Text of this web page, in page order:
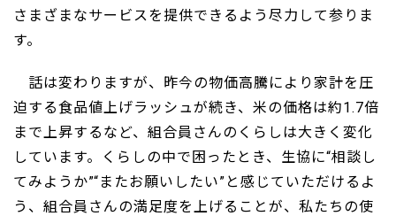
さまざまなサービスを提供できるよう尽力して参りま
す。
話は変わりますが、昨今の物価高騰により家計を圧
迫する食品値上げラッシュが続き、米の価格は約1.7倍
まで上昇するなど、組合員さんのくらしは大きく変化
しています。くらしの中で困ったとき、生協に“相談し
てみようか”“またお願いしたい”と感じていただけるよ
う、組合員さんの満足度を上げることが、私たちの使